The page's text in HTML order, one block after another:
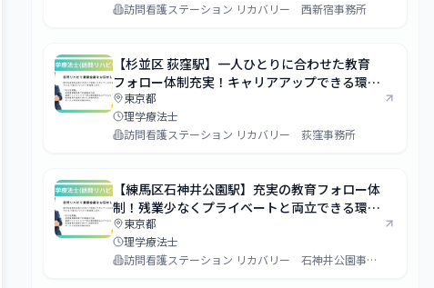
訪問看護ステーション リカバリー 西新宿事務所
【杉並区 荻窪駅】一人ひとりに合わせた教育
フォロー体制充実！キャリアアップできる環境
が整っています◎
東京都
理学療法士
訪問看護ステーション リカバリー 荻窪事務所
【練馬区石神井公園駅】充実の教育フォロー体
制！残業少なくプライベートと両立できる環境
です◎
東京都
理学療法士
訪問看護ステーション リカバリー 石神井公園事務所